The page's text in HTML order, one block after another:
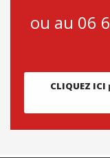
ou au 06
CLIQUEZ ICI